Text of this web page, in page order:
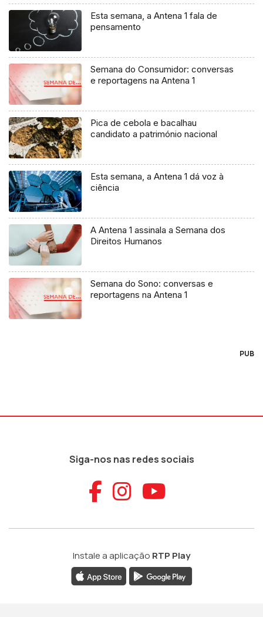
Esta semana, a Antena 1 fala de
pensamento
Semana do Consumidor: conversas
e reportagens na Antena 1
Pica de cebola e bacalhau
candidato a património nacional
Esta semana, a Antena 1 dá voz à
ciência
A Antena 1 assinala a Semana dos
Direitos Humanos
Semana do Sono: conversas e
reportagens na Antena 1
PUB
Siga-nos nas redes sociais
Aceder ao
Aceder ao
Aceder
Instale a aplicação RTP Play